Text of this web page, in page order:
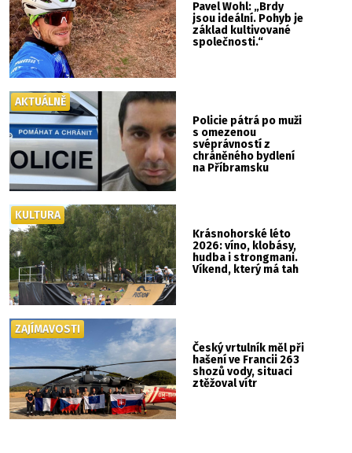
Pavel Wohl: „Brdy
jsou ideální. Pohyb je
základ kultivované
společnosti.“
Policie pátrá po muži
s omezenou
svéprávností z
chráněného bydlení
na Příbramsku
AKTUÁLNĚ
Krásnohorské léto
2026: víno, klobásy,
hudba i strongmani.
Víkend, který má tah
KULTURA
Český vrtulník měl při
hašení ve Francii 263
shozů vody, situaci
ztěžoval vítr
ZAJÍMAVOSTI